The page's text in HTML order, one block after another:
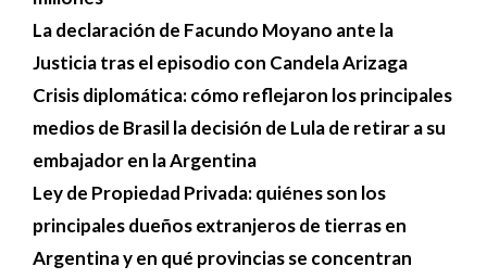
La declaración de Facundo Moyano ante la
Justicia tras el episodio con Candela Arizaga
Crisis diplomática: cómo reflejaron los principales
medios de Brasil la decisión de Lula de retirar a su
embajador en la Argentina
Ley de Propiedad Privada: quiénes son los
principales dueños extranjeros de tierras en
Argentina y en qué provincias se concentran